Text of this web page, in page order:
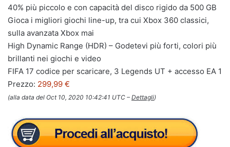
40% più piccolo e con capacità del disco rigido da 500 GB
Gioca i migliori giochi line-up, tra cui Xbox 360 classici,
sulla avanzata Xbox mai
High Dynamic Range (HDR) – Godetevi più forti, colori più
brillanti nei giochi e video
FIFA 17 codice per scaricare, 3 Legends UT + accesso EA 1
Prezzo: 299,99 €
(alla data del Oct 10, 2020 10:42:41 UTC –Dettagli)